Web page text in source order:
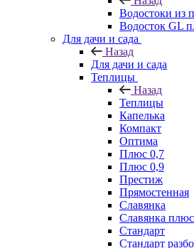
Водостоки из
Водосток GL
Для дачи и сада
Назад
Для дачи и сада
Теплицы
Назад
Теплицы
Капелька
Компакт
Оптима
Плюс 0,7
Плюс 0,9
Престиж
Прямостенная
Славянка
Славянка плюс
Стандарт
Стандарт